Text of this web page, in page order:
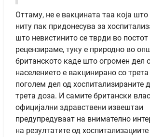
Оттаму, не е вакцината таа која
ниту пак придонесува за
што невистинито се тврди во
рецензираме, туку е природно во
британското каде што огромен дел
населението е вакцинирано со
поголем дел од хоспитализираните
трета доза. И самите британски
официјални здравствени извештаи
предупредуваат на внимателно
на резултатите од